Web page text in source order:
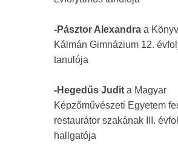
-Pásztor Alexandra a
Kálmán Gimnázium 12.
tanulója
-Hegedűs Judit a Magyar
Képzőművészeti Egyetem
restaurátor szakának III.
hallgatója